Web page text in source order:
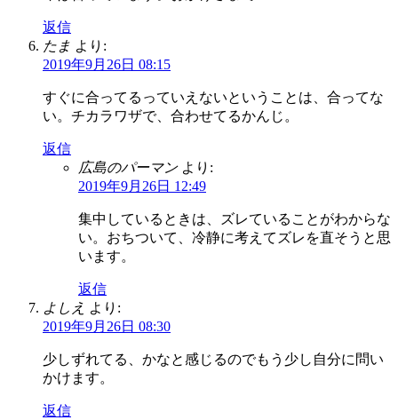
返信
たま より:
2019年9月26日 08:15
すぐに合ってるっていえないということは、合ってな
い。チカラワザで、合わせてるかんじ。
返信
広島のパーマン より:
2019年9月26日 12:49
集中しているときは、ズレていることがわからな
い。おちついて、冷静に考えてズレを直そうと思
います。
返信
よしえ より:
2019年9月26日 08:30
少しずれてる、かなと感じるのでもう少し自分に問い
かけます。
返信